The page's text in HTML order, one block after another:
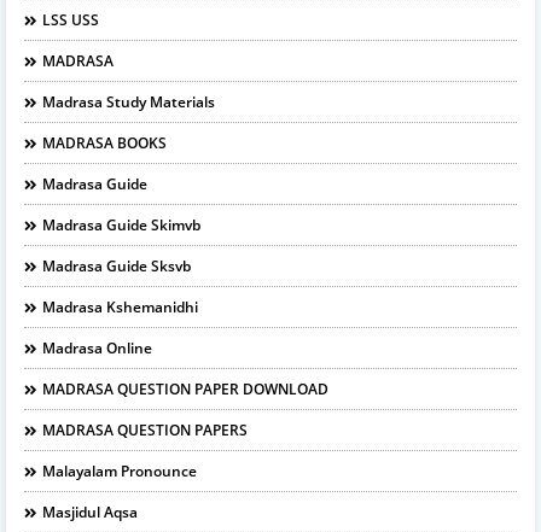
LSS USS
MADRASA
Madrasa Study Materials
MADRASA BOOKS
Madrasa Guide
Madrasa Guide Skimvb
Madrasa Guide Sksvb
Madrasa Kshemanidhi
Madrasa Online
MADRASA QUESTION PAPER DOWNLOAD
MADRASA QUESTION PAPERS
Malayalam Pronounce
Masjidul Aqsa